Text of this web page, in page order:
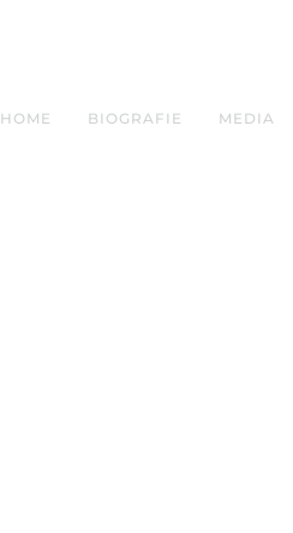
HOME BIOGRAFIE MEDIA